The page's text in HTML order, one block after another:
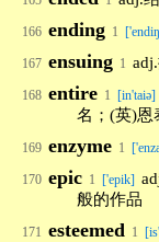
166 ending 1
167 ensuing 1
168 entire 1 [in'taiə]
名；(英)恩
169 enzyme 1
170 epic 1 ['epik]
般的作品
171 esteemed 1